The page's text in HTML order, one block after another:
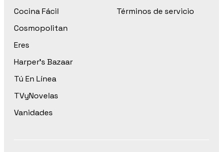
Cocina Fácil
Cosmopolitan
Eres
Harper’s Bazaar
Tú En Línea
TVyNovelas
Vanidades
Términos de servicio